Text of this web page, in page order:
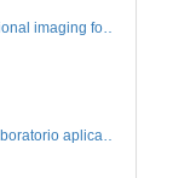
Técnicas básicas de laboratorio aplicadas á bioloxía